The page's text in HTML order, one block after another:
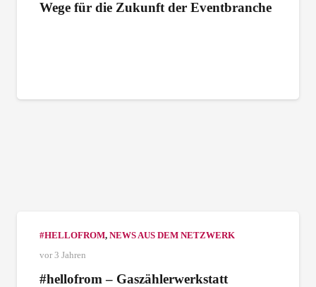
Wege für die Zukunft der Eventbranche
#HELLOFROM, NEWS AUS DEM NETZWERK
vor 3 Jahren
#hellofrom – Gaszählerwerkstatt